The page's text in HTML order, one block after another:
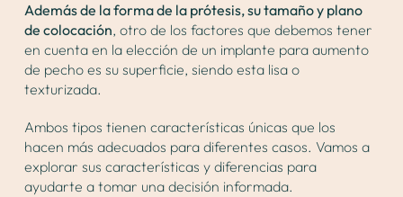
Además de la forma de la prótesis, su tamaño y plano
de colocación, otro de los factores que debemos tener
en cuenta en la elección de un implante para aumento
de pecho es su superficie, siendo esta lisa o
texturizada.
Ambos tipos tienen características únicas que los
hacen más adecuados para diferentes casos. Vamos a
explorar sus características y diferencias para
ayudarte a tomar una decisión informada.